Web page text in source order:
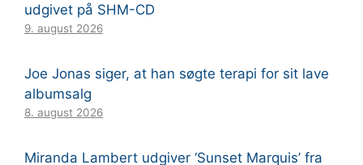
udgivet på SHM-CD
9. august 2026
Joe Jonas siger, at han søgte terapi for sit lave
albumsalg
8. august 2026
Miranda Lambert udgiver ‘Sunset Marquis’ fra